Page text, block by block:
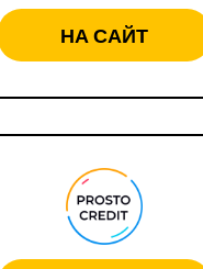
НА САЙТ